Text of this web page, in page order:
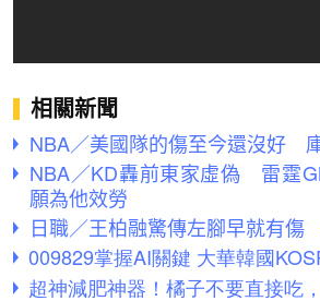
相關新聞
NBA／美國隊的傷至今還沒好
NBA／KD轟前東家虛偽 雷霆
願為他效勞
日職／王柏融驚傳左腳早就有